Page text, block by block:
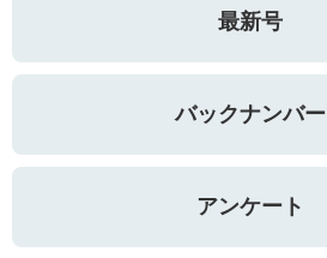
最新号
バックナンバー
アンケート